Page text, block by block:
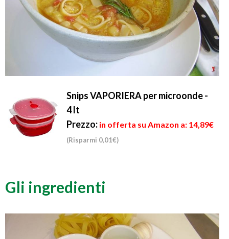
Snips VAPORIERA per microonde -
4 lt
Prezzo: in offerta su Amazon a: 14,89€
(Risparmi 0,01€)
Gli ingredienti